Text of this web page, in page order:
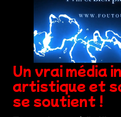
Un vrai média
artistique et
se soutient !